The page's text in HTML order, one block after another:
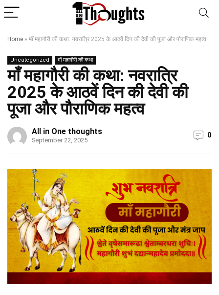
Home » माँ महागौरी की कथा: नवरात्रि 2025 के आठवें दिन की देवी की पूजा और पौराणिक महत्व
Uncategorized माँ महागौरी की कथा
माँ महागौरी की कथा: नवरात्रि
2025 के आठवें दिन की देवी की
पूजा और पौराणिक महत्व
All in One thoughts
September 22, 2025
0